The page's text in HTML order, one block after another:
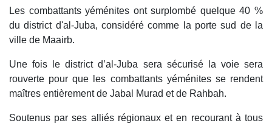
Les combattants yéménites ont surplombé quelque 40 %
du district d'al-Juba, considéré comme la porte sud de la
ville de Maairb.
Une fois le district d’al-Juba sera sécurisé la voie sera
rouverte pour que les combattants yéménites se rendent
maîtres entièrement de Jabal Murad et de Rahbah.
Soutenus par ses alliés régionaux et en recourant à tous